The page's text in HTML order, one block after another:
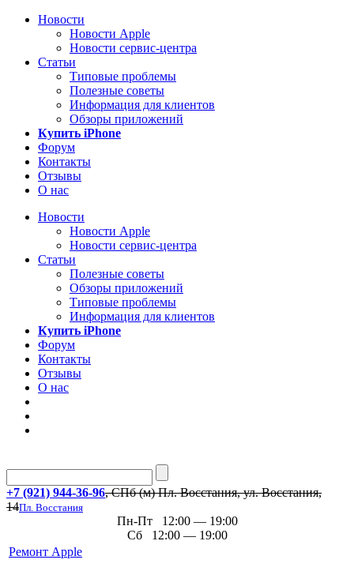
Новости
Новости Apple
Новости сервис-центра
Статьи
Типовые проблемы
Полезные советы
Информация для клиентов
Обзоры приложений
Купить iPhone
Форум
Контакты
Отзывы
О нас
Новости
Новости Apple
Новости сервис-центра
Статьи
Полезные советы
Обзоры приложений
Типовые проблемы
Информация для клиентов
Купить iPhone
Форум
Контакты
Отзывы
О нас
+7 (921) 944-36-96, СПб (м) Пл. Восстания, ул. Восстания,
14Пл. Восстания
Пн-Пт 12:00 — 19:00
Сб 12:00 — 19:00
Ремонт Apple